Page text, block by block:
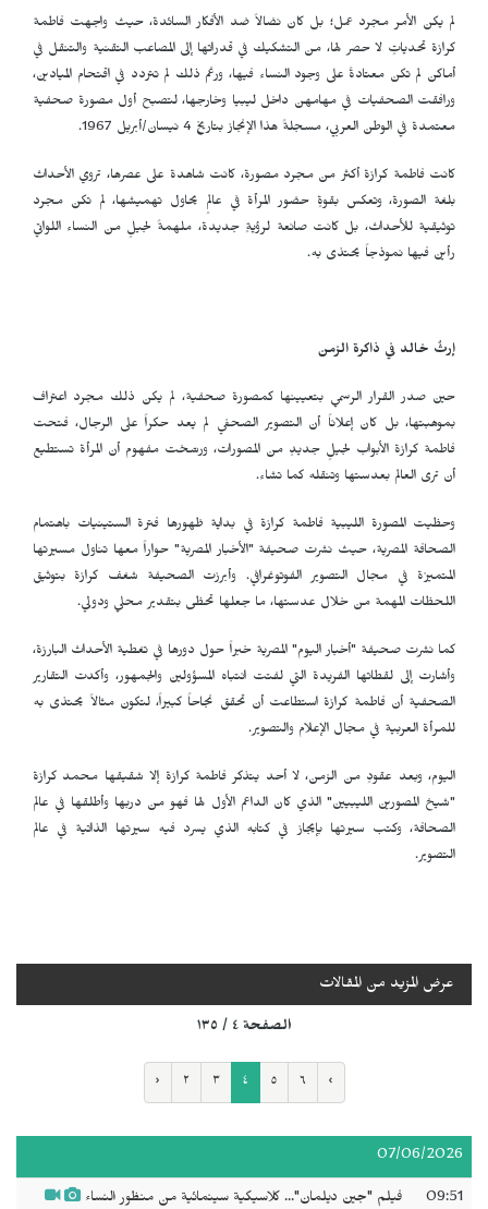
لم يكن الأمر مجرد عمل؛ بل كان نضالاً ضد الأفكار السائدة، حيث واجهت فاطمة
كرازة تحدياتٍ لا حصر لها، من التشكيك في قدراتها إلى المصاعب التقنية والتنقل في
أماكن لم تكن معتادةً على وجود النساء فيها، ورغم ذلك لم تتردد في اقتحام الميادين،
ورافقت الصحفيات في مهامهن داخل ليبيا وخارجها، لتصبح أول مصورة صحفية
معتمدة في الوطن العربي، مسجلةً هذا الإنجاز بتاريخ 4 نيسان/أبريل 1967.
كانت فاطمة كرازة أكثر من مجرد مصورة، كانت شاهدة على عصرها، تروي الأحداث
بلغة الصورة، وتعكس بقوةٍ حضور المرأة في عالمٍ يحاول تهميشها، لم تكن مجرد
توثيقية للأحداث، بل كانت صانعة لرؤيةٍ جديدة، ملهمةً لجيلٍ من النساء اللواتي
رأين فيها نموذجاً يحتذى به.
إرثٌ خالد في ذاكرة الزمن
حين صدر القرار الرسمي بتعيينها كمصورة صحفية، لم يكن ذلك مجرد اعتراف
بموهبتها، بل كان إعلاناً أن التصوير الصحفي لم يعد حكراً على الرجال، فتحت
فاطمة كرازة الأبواب لجيلٍ جديدٍ من المصورات، ورسّخت مفهوم أن المرأة تستطيع
أن ترى العالم بعدستها وتنقله كما تشاء.
وحظيت المصورة الليبية فاطمة كرازة في بداية ظهورها فترة الستينيات باهتمام
الصحافة المصرية، حيث نشرت صحيفة "الأخبار المصرية" حواراً معها تناول مسيرتها
المتميزة في مجال التصوير الفوتوغرافي. وأبرزت الصحيفة شغف كرازة بتوثيق
اللحظات المهمة من خلال عدستها، ما جعلها تحظى بتقدير محلي ودولي.
كما نشرت صحيفة "أخبار اليوم" المصرية خبراً حول دورها في تغطية الأحداث البارزة،
وأشارت إلى لقطاتها الفريدة التي لفتت انتباه المسؤولين والجمهور، وأكدت التقارير
الصحفية أن فاطمة كرازة استطاعت أن تحقق نجاحاً كبيراً، لتكون مثالاً يحتذى به
للمرأة العربية في مجال الإعلام والتصوير.
اليوم، وبعد عقودٍ من الزمن، لا أحد يتذكر فاطمة كرازة إلا شقيقها محمد كرازة
"شيخ المصورين الليبيين" الذي كان الداعم الأول لها فهو من دربها وأطلقها في عالم
الصحافة، وكتب سيرتها بإيجاز في كتابه الذي يسرد فيه سيرتها الذاتية في عالم
التصوير.
عرض المزيد من المقالات
الصفحة ٤ / ١٣٥
‹ ٢ ٣ ٤ ٥ ٦ ›
07/06/2026
09:51 فيلم "جين ديلمان"... كلاسيكية سينمائية من منظور النساء